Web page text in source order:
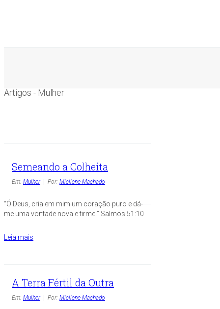
Artigos - Mulher
Semeando a Colheita
Em: Mulher Por: Micilene Machado
“Ó Deus, cria em mim um coração puro e dá-
me uma vontade nova e firme!” Salmos 51:10
Leia mais
A Terra Fértil da Outra
Em: Mulher Por: Micilene Machado